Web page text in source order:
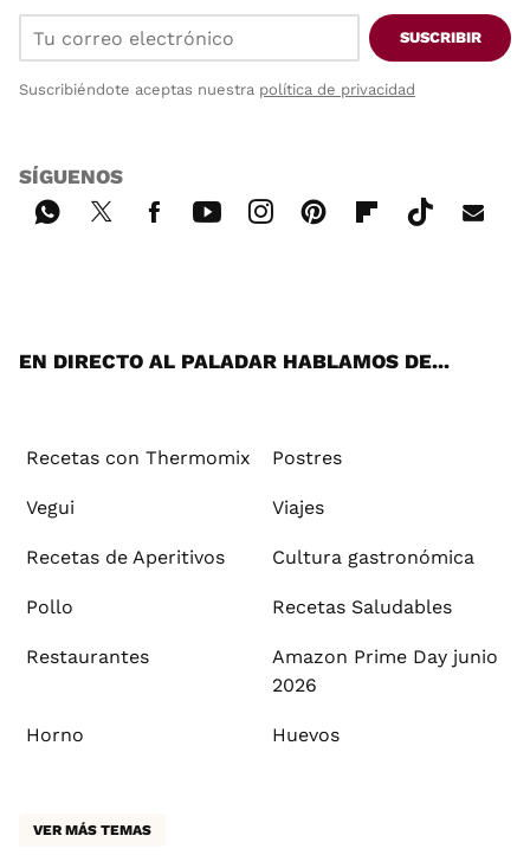
SUSCRIBIR
Suscribiéndote aceptas nuestra política de privacidad
SÍGUENOS
EN DIRECTO AL PALADAR HABLAMOS DE...
Recetas con Thermomix Postres
Vegui Viajes
Recetas de Aperitivos Cultura gastronómica
Pollo Recetas Saludables
Restaurantes
Amazon Prime Day junio
2026
Horno Huevos
VER MÁS TEMAS